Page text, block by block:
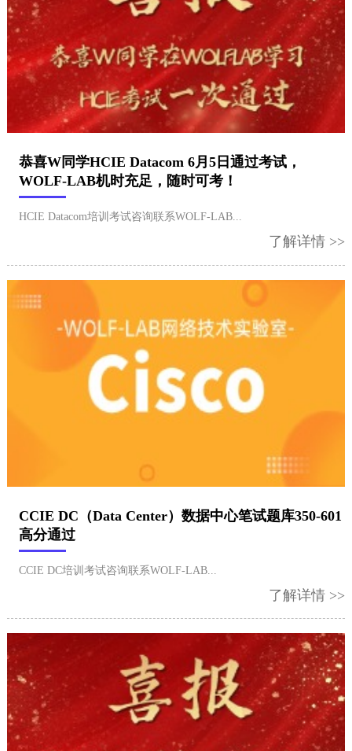
恭喜W同学HCIE Datacom 6月5日通过考试，
WOLF-LAB机时充足，随时可考！
HCIE Datacom培训考试咨询联系WOLF-LAB...
了解详情 >>
CCIE DC（Data Center）数据中心笔试题库350-601
高分通过
CCIE DC培训考试咨询联系WOLF-LAB...
了解详情 >>